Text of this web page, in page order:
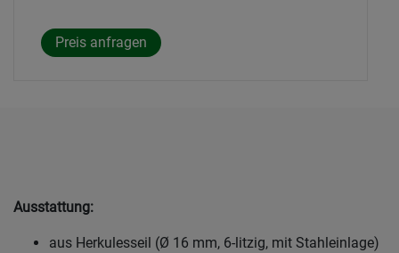
Ausstattung:
aus Herkulesseil (Ø 16 mm, 6-litzig, mit Stahleinlage)